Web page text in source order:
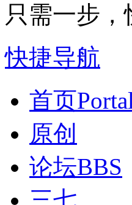
只需一步
快捷导航
首页
原创
论坛BBS
三七